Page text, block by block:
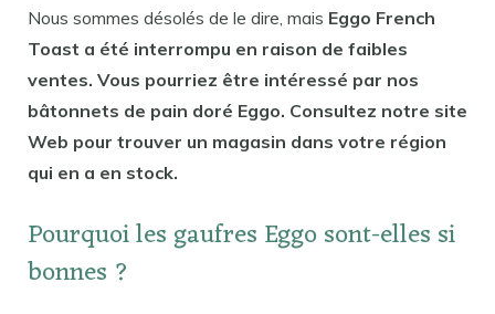
Nous sommes désolés de le dire, mais Eggo French
Toast a été interrompu en raison de faibles
ventes. Vous pourriez être intéressé par nos
bâtonnets de pain doré Eggo. Consultez notre site
Web pour trouver un magasin dans votre région
qui en a en stock.
Pourquoi les gaufres Eggo sont-elles si
bonnes ?